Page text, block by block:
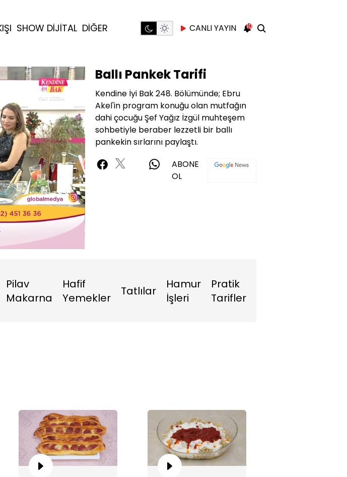
SHOW DİJİTAL DİĞER CANLI YAYIN 10
Oynatma
Hızı
Ballı Pankek Tarifi
Kendine İyi Bak 248. Bölümünde; Ebru
Akel'in program konuğu olan mutfağın
dahi çocuğu Şef Yağız İzgül muhteşem
sohbetiyle beraber lezzetli bir ballı
pankekin sırlarını paylaştı.
ABONE
OL
Pilav
Makarna
Hafif
Yemekler
Tatlılar
Hamur
İşleri
Pratik
Tarifler